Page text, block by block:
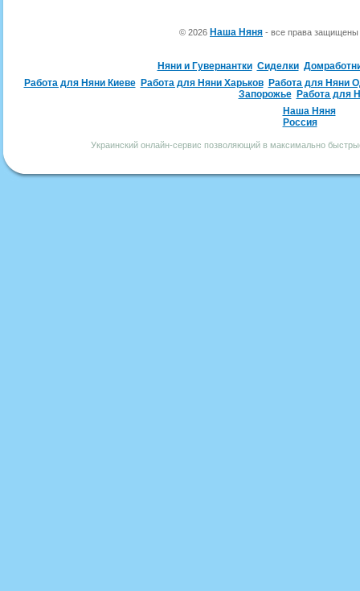
© 2026 Наша Няня - все права
Няни и Гувернантки Сиделки
Работа для Няни Киеве
Работа для Няни Харьков
Работа для Няни
Запорожье
Работа для
Наша Няня
Россия
Украинский онлайн-сервис позволяющий в максимально